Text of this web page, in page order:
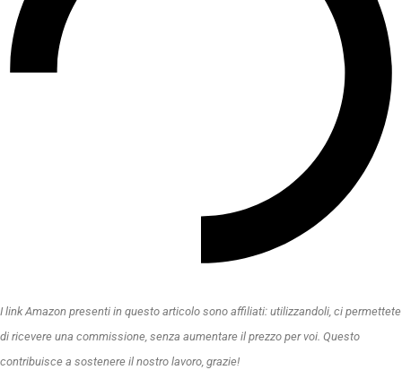
I link Amazon presenti in questo articolo sono affiliati: utilizzandoli, ci permettete
di ricevere una commissione, senza aumentare il prezzo per voi. Questo
contribuisce a sostenere il nostro lavoro, grazie!